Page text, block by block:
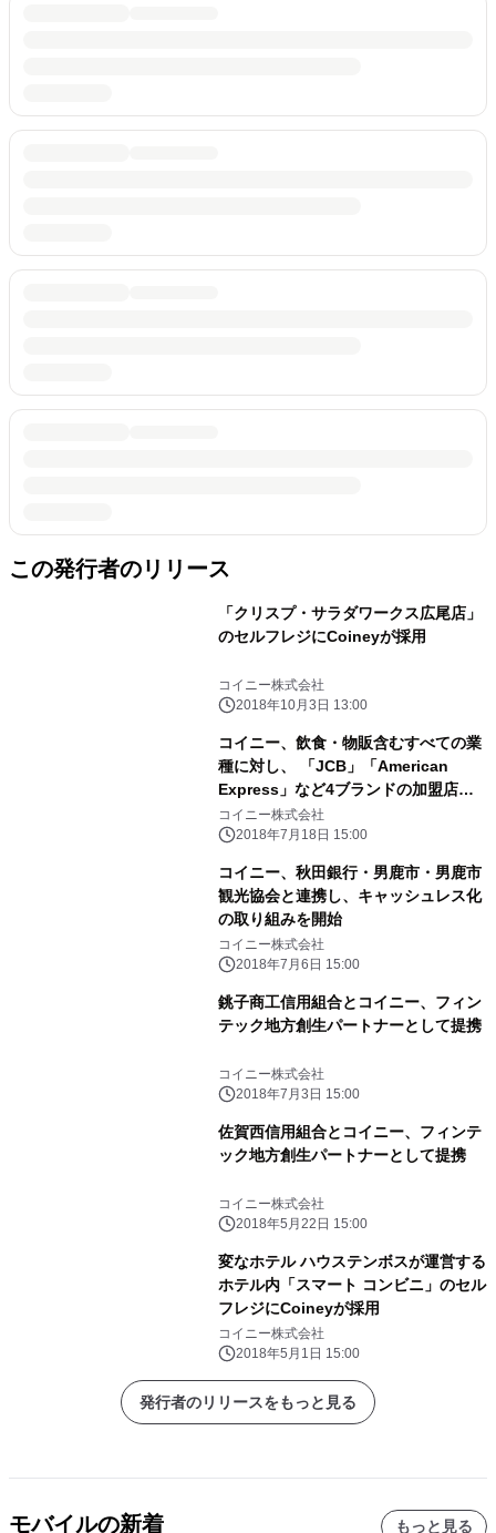
この発行者のリリース
「クリスプ・サラダワークス広尾店」
のセルフレジにCoineyが採用
コイニー株式会社
2018年10月3日 13:00
コイニー、飲食・物販含むすべての業
種に対し、 「JCB」「American
Express」など4ブランドの加盟店申
込受付を開始
コイニー株式会社
2018年7月18日 15:00
コイニー、秋田銀行・男鹿市・男鹿市
観光協会と連携し、キャッシュレス化
の取り組みを開始
コイニー株式会社
2018年7月6日 15:00
銚子商工信用組合とコイニー、フィン
テック地方創生パートナーとして提携
コイニー株式会社
2018年7月3日 15:00
佐賀西信用組合とコイニー、フィンテ
ック地方創生パートナーとして提携
コイニー株式会社
2018年5月22日 15:00
変なホテル ハウステンボスが運営する
ホテル内「スマート コンビニ」のセル
フレジにCoineyが採用
コイニー株式会社
2018年5月1日 15:00
発行者のリリースをもっと見る
モバイルの新着 もっと見る